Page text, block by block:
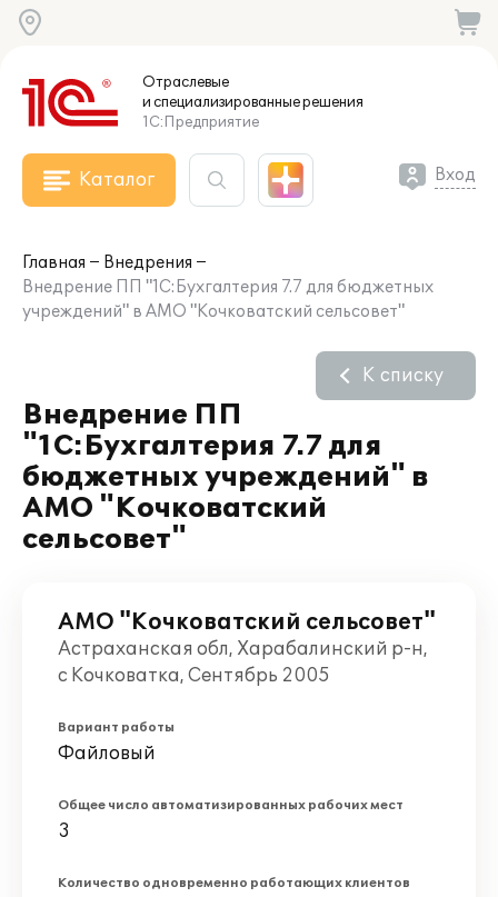
Отраслевые
и специализированныерешения
1С:Предприятие
Каталог Вход
Главная
Внедрения
Внедрение ПП "1С:Бухгалтерия 7.7 для бюджетных
учреждений" в АМО "Кочковатский сельсовет"
Внедрение ПП
"1С:Бухгалтерия 7.7 для
бюджетных учреждений" в
АМО "Кочковатский
сельсовет"
К списку
АМО "Кочковатский сельсовет"
Астраханская обл, Харабалинский р-н,
с Кочковатка, Сентябрь 2005
Вариант работы
Файловый
Общее число автоматизированных рабочих мест
3
Количество одновременно работающих клиентов